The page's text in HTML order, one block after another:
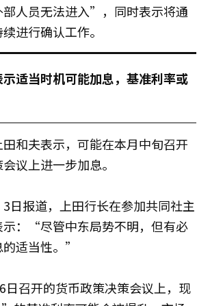
部人员无法进入”，同时表示将通
进行确认工作。
适当时机可能加息，基准利率或
和夫表示，可能在本月中旬召开
议上进一步加息。
日报道，上田行长在参加共同社主
示：“尽管中东局势不明，但有必
适当性。”
日召开的货币政策决策会议上，现